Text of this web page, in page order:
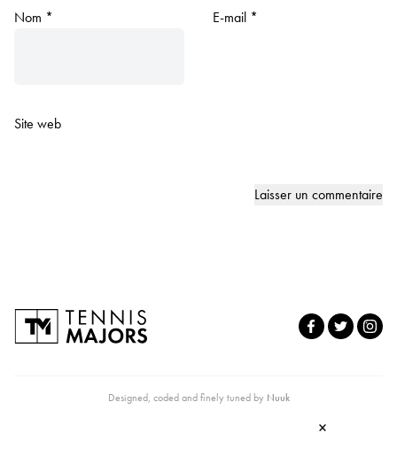
Nom * E-mail *
Site web
Designed, coded and finely tuned by Nuuk
×